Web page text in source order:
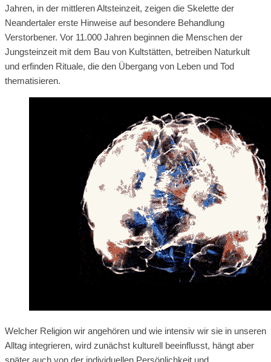
Jahren, in der mittleren Altsteinzeit, zeigen die Skelette der
Neandertaler erste Hinweise auf besondere Behandlung
Verstorbener. Vor 11.000 Jahren beginnen die Menschen der
Jungsteinzeit mit dem Bau von Kultstätten, betreiben Naturkult
und erfinden Rituale, die den Übergang von Leben und Tod
thematisieren.
Welcher Religion wir angehören und wie intensiv wir sie in unseren
Alltag integrieren, wird zunächst kulturell beeinflusst, hängt aber